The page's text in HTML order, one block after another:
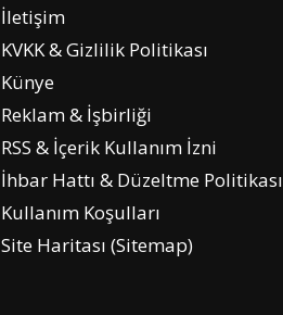
İletişim
KVKK & Gizlilik Politikası
Künye
Reklam & İşbirliği
RSS & İçerik Kullanım İzni
İhbar Hattı & Düzeltme Politikası
Kullanım Koşulları
Site Haritası (Sitemap)